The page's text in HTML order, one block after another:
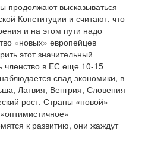
продолжают высказываться
Конституции и считают, что
и на этом пути надо
«новых» европейцев
этот значительный
членство в ЕС еще 10-15
спад экономики, в
Латвия, Венгрия, Словения
рост. Страны «новой»
к развитию, они жаждут